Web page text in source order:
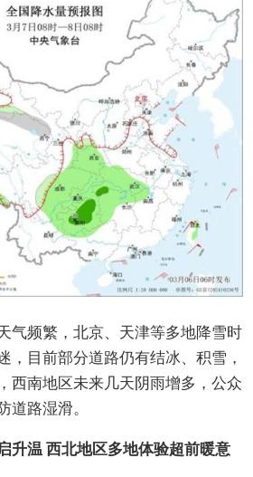
气频繁，北京、天津等多地降雪时
，目前部分道路仍有结冰、积雪，
西南地区未来几天阴雨增多，公众
道路湿滑。
升温 西北地区多地体验超前暖意